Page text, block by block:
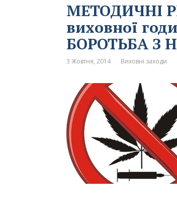
МЕТОДИЧНІ
виховної
БОРОТЬБА З
3 Жовтня, 2014 Виховні заходи